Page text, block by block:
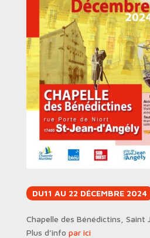
DU11 AU 22 DÉCEMBRE 2024
Chapelle des Bénédictins, Saint
Plus d’info par ici